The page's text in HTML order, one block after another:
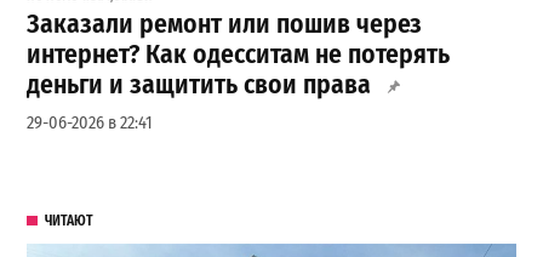
Заказали ремонт или пошив через
интернет? Как одесситам не потерять
деньги и защитить свои права
29-06-2026 в 22:41
ЧИТАЮТ